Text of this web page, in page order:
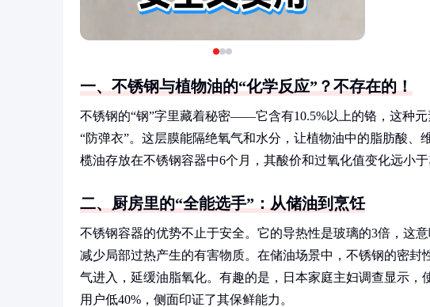
一、不锈钢与植物油的“化学反应”？不存在的！
不锈钢的“钢”字里藏着秘密——它含有10.5%以上的铬，这种
“防弹衣”。这层膜能隔绝氧气和水分，让植物油中的脂肪酸
榄油存放在不锈钢容器中6个月，其酸价和过氧化值变化远小
二、厨房里的“全能选手”：从储油到烹饪
不锈钢容器的优势不止于安全。它的导热性是玻璃的3倍，这
减少局部过热产生的有害物质。在储油场景中，不锈钢的密
气进入，延缓油脂氧化。有趣的是，日本家庭主妇调查显示
用户低40%，侧面印证了其保鲜能力。